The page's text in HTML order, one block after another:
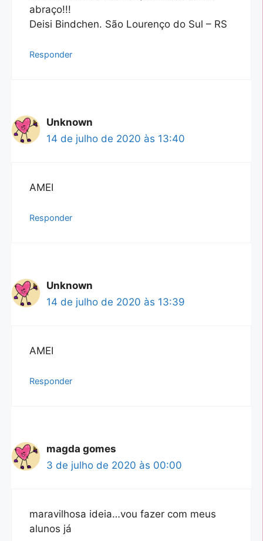
abraço!!!
Deisi Bindchen. São Lourenço do Sul – RS
Responder
Unknown
14 de julho de 2020 às 13:40
AMEI
Responder
Unknown
14 de julho de 2020 às 13:39
AMEI
Responder
magda gomes
3 de julho de 2020 às 00:00
maravilhosa ideia…vou fazer com meus
alunos já